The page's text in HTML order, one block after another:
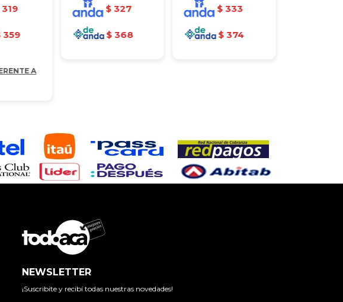
319
359
A
$ 327
$ 368
$ 333
$ 374
NEWSLETTER
¡Suscribite y recibí todas nuestras novedades!